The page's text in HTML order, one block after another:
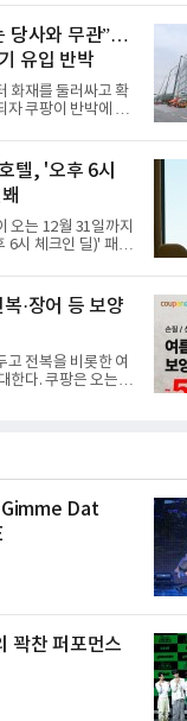
레이션으로 구성됐
28일부터 화재 피해
청소서비스 지원에
사회 복구 작업이 시
심 청소 접수, 첫날
신현초등학교, 신
교 등 인천 서해구
체류해온 화재 피해
행동에 나섰다. 지
와
당사와 무관”…
유입 반박
화재를 둘러싸고 확
자 쿠팡이 반박에 나
유입이라고 설명했
서 발생한 화재에
과정에서 벌어진 일
21일 인천 물류센터
났다는 의혹과 관련
밝혔다.회사 측은
회사에서 발생한 대
다.이어 “정확한 화
텔, '오후 6시
오는 12월 31일까지
6시 체크인 딜)' 패키
터 호텔 스테이를 시
배서더 서울 풀만 호
도심 속에서 짧지만
에게 특별한 경험
지는 디럭스와 이그
구성된다. 디럭스 패
로 심플한 호캉스를
이 포함된다.특히
·장어 등 보양
고 전복을 비롯한 여
한다. 쿠팡은 오는
해 큰 크기의 전복
해 주요 산지 상품을
전국으로 직송되는
중요한 상품인 만
이 가능하도록 물류
Dat
꽉찬 퍼포먼스